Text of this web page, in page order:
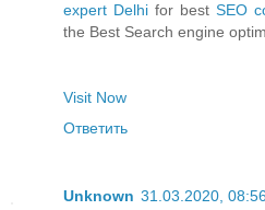
expert Delhifor best SEO
the Best Search engine
Visit Now
Ответить
Unknown 31.03.2020, 08:56